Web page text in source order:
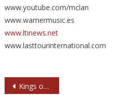
www.youtube.com/mclan
www.warnermusic.es
www.ltinews.net
www.lasttourinternational.com
Navegación
Kings of Leon y Kid Rock también actuarán en los MTV EMA en Madrid